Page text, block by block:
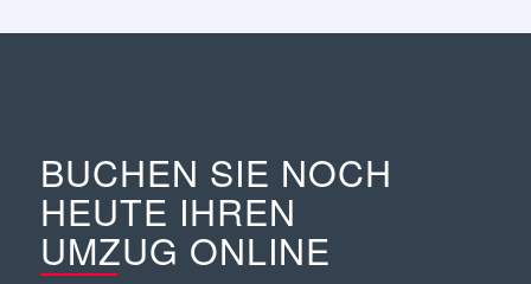
BUCHEN SIE NOCH
HEUTE IHREN
UMZUG ONLINE